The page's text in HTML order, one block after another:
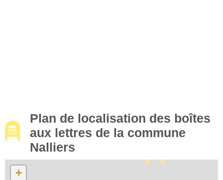
Plan de localisation des boîtes
aux lettres de la commune
Nalliers
+